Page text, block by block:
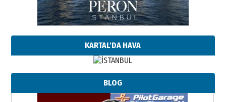
KARTAL'DA HAVA
BLOG